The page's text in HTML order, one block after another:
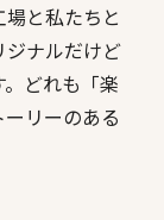
と私たちと
ジナルだけど
どれも「楽
リーのある